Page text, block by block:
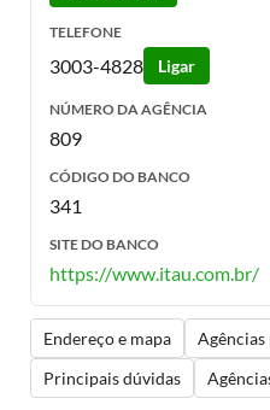
TELEFONE
3003-4828 Ligar
NÚMERO DA AGÊNCIA
809
CÓDIGO DO BANCO
341
SITE DO BANCO
https://www.itau.com.br/
Endereço e mapa
Principais dúvidas